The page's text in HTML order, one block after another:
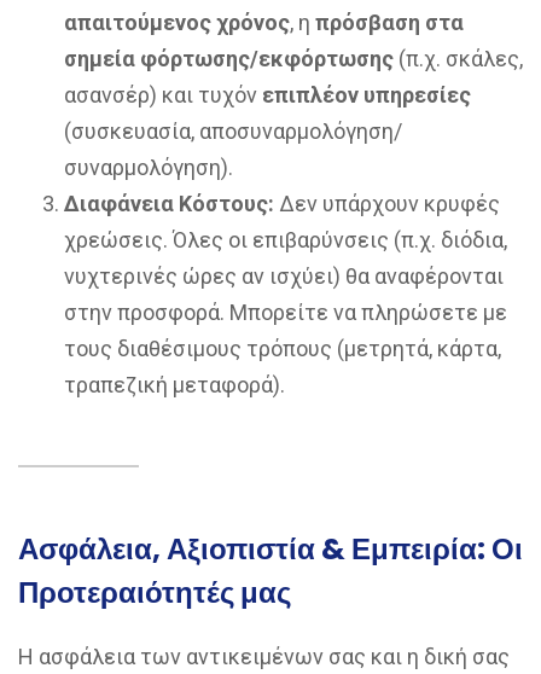
απαιτούμενος χρόνος, η πρόσβαση στα
σημεία φόρτωσης/εκφόρτωσης (π.χ. σκάλες,
ασανσέρ) και τυχόν επιπλέον υπηρεσίες
(συσκευασία, αποσυναρμολόγηση/
συναρμολόγηση).
Διαφάνεια Κόστους: Δεν υπάρχουν κρυφές
χρεώσεις. Όλες οι επιβαρύνσεις (π.χ. διόδια,
νυχτερινές ώρες αν ισχύει) θα αναφέρονται
στην προσφορά. Μπορείτε να πληρώσετε με
τους διαθέσιμους τρόπους (μετρητά, κάρτα,
τραπεζική μεταφορά).
Ασφάλεια, Αξιοπιστία & Εμπειρία: Οι
Προτεραιότητές μας
Η ασφάλεια των αντικειμένων σας και η δική σας